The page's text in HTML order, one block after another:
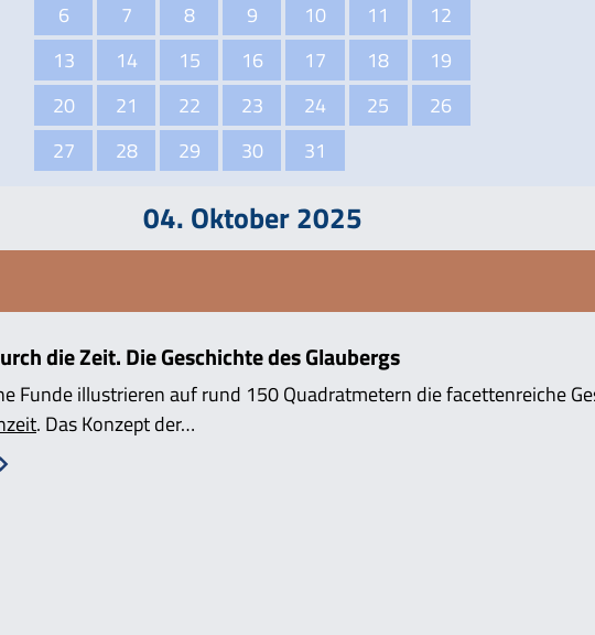
6
7 8 9 10 11
12
13
14 15 16 17 18
19
20
21 22 23 24 25
26
27
28 29 30 31
04. Oktober 2025
die Zeit. Die Geschichte des Glaubergs
Funde illustrieren auf rund 150 Quadratmetern die facettenreiche
. Das Konzept der…